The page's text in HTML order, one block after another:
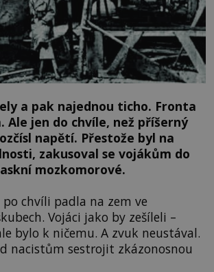
a pak najednou ticho. Fronta
Ale jen do chvíle, než příšerný
napětí. Přestože byl na
zakusoval se vojákům do
mozkomorové.
chvíli padla na zem ve
Vojáci jako by zešíleli –
bylo k ničemu. A zvuk neustával.
nacistům sestrojit zkázonosnou